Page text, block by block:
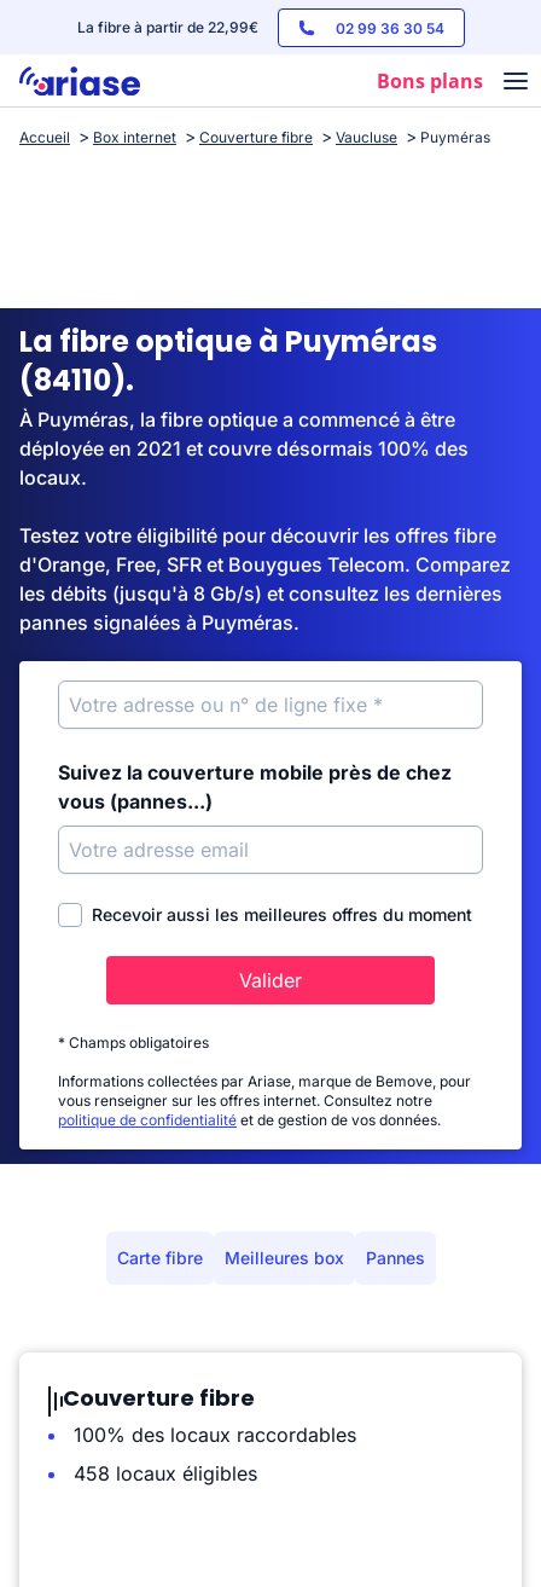
La fibre à partir de 22,99€ 02 99 36 30 54
Bons plans
Box internet
Streaming
Accueil Box internet Couverture fibre Vaucluse Puyméras
La fibre optique à Puyméras
(84110).
À Puyméras, la fibre optique a commencé à être
déployée en 2021 et couvre désormais 100% des
locaux.
Testez votre éligibilité pour découvrir les offres fibre
d'Orange, Free, SFR et Bouygues Telecom. Comparez
les débits (jusqu'à 8 Gb/s) et consultez les dernières
pannes signalées à Puyméras.
Suivez la couverture mobile près de chez
vous (pannes...)
Recevoir aussi les meilleures offres du moment
Valider
* Champs obligatoires
Informations collectées par Ariase, marque de Bemove, pour
vous renseigner sur les offres internet. Consultez notre
politique de confidentialité et de gestion de vos données.
Carte fibre Meilleures box Pannes
Couverture fibre
100% des locaux raccordables
458 locaux éligibles